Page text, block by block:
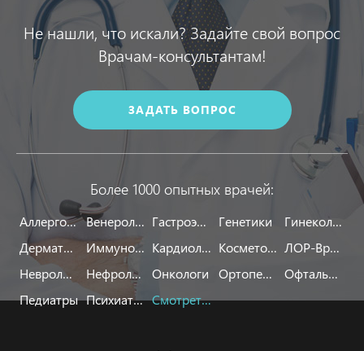
Не нашли, что искали? Задайте свой вопрос
Врачам-консультантам!
ЗАДАТЬ ВОПРОС
Более 1000 опытных врачей:
Аллергологи Венерологи Гастроэнтерологи Генетики
Гинекологи
Дерматологи
Иммунологи Кардиологи Косметологи
ЛОР-Врачи
Неврологи
Нефрологи Онкологи Ортопеды
Офтальмологи
Педиатры
Психиатры Смотреть все